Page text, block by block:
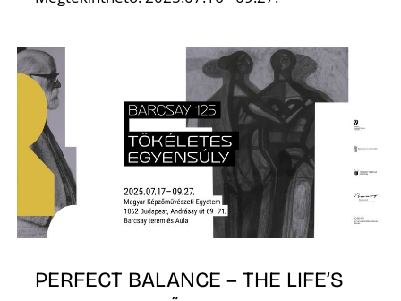
PERFECT BALANCE – THE LIFE’S